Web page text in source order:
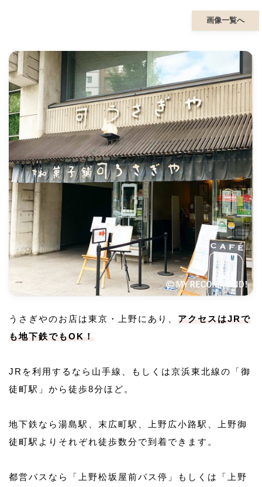
画像一覧へ
うさぎやのお店は東京・上野にあり、 アクセスはJRで
も地下鉄でもOK！
JRを利用するなら山手線、もしくは京浜東北線の「御
徒町駅」から徒歩8分ほど。
地下鉄なら湯島駅、末広町駅、上野広小路駅、上野御
徒町駅よりそれぞれ徒歩数分で到着できます。
都営バスなら「上野松坂屋前バス停」もしくは「上野